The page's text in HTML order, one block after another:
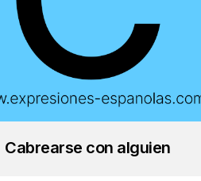
Cabrearse con alguien